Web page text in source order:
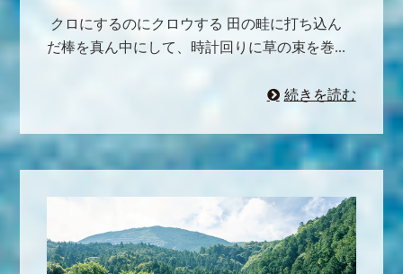
クロにするのにクロウする 田の畦に打ち込ん
だ棒を真ん中にして、時計回りに草の束を巻...
続きを読む